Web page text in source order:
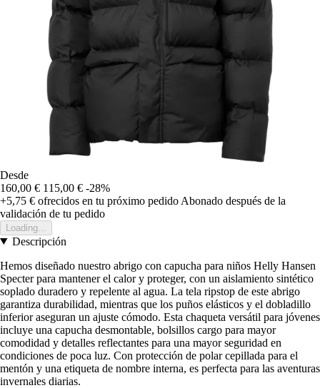
Desde
160,00 € 115,00 € -28%
+5,75 € ofrecidos en tu próximo pedido Abonado después de la
validación de tu pedido
Loading...
Descripción
Hemos diseñado nuestro abrigo con capucha para niños Helly Hansen
Specter para mantener el calor y proteger, con un aislamiento sintético
soplado duradero y repelente al agua. La tela ripstop de este abrigo
garantiza durabilidad, mientras que los puños elásticos y el dobladillo
inferior aseguran un ajuste cómodo. Esta chaqueta versátil para jóvenes
incluye una capucha desmontable, bolsillos cargo para mayor
comodidad y detalles reflectantes para una mayor seguridad en
condiciones de poca luz. Con protección de polar cepillada para el
mentón y una etiqueta de nombre interna, es perfecta para las aventuras
invernales diarias.